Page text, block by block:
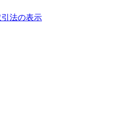
法の表示